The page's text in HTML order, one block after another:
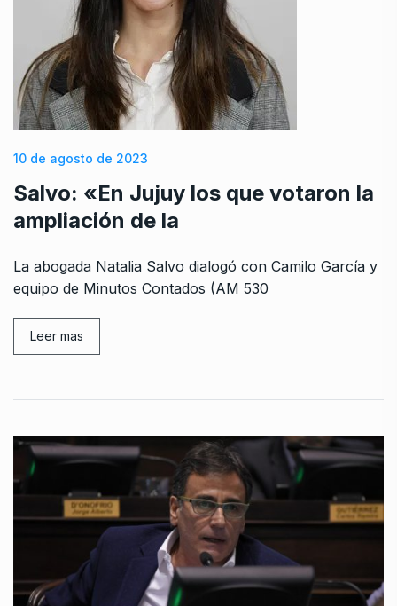
10 de agosto de 2023
Salvo: «En Jujuy los que votaron la
ampliación de la
La abogada Natalia Salvo dialogó con Camilo García y
equipo de Minutos Contados (AM 530
Leer mas